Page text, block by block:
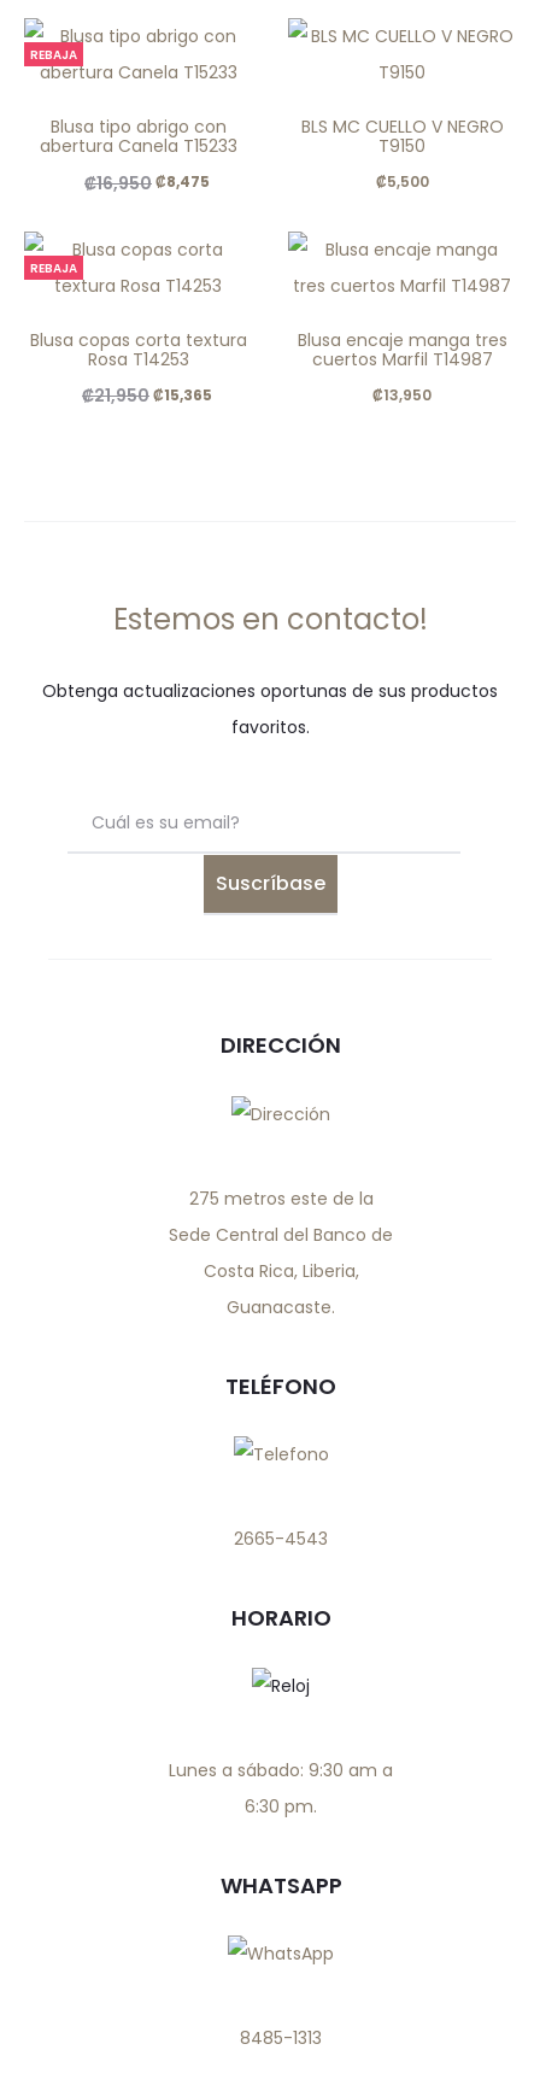
REBAJA
Blusa tipo abrigo con
abertura Canela T15233
₡16,950El
original
era:
₡16,950
₡8,475
actual
es:
BLS MC CUELLO V NEGRO
T9150
₡5,500
REBAJA
Blusa copas corta textura
Rosa T14253
₡21,950El
₡15,365
Blusa encaje manga tres
cuertos Marfil T14987
₡13,950
Estemos en contacto!
Obtenga actualizaciones oportunas de sus productos
favoritos.
DIRECCIÓN
275 metros este de la
Sede Central del Banco de
Costa Rica, Liberia,
Guanacaste.
TELÉFONO
2665-4543
HORARIO
Lunes a sábado: 9:30 am a
6:30 pm.
WHATSAPP
8485-1313